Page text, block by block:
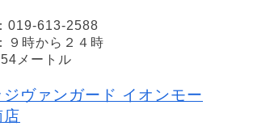
019-613-2588
９時から２４時
メートル
ジヴァンガード イオンモー
店